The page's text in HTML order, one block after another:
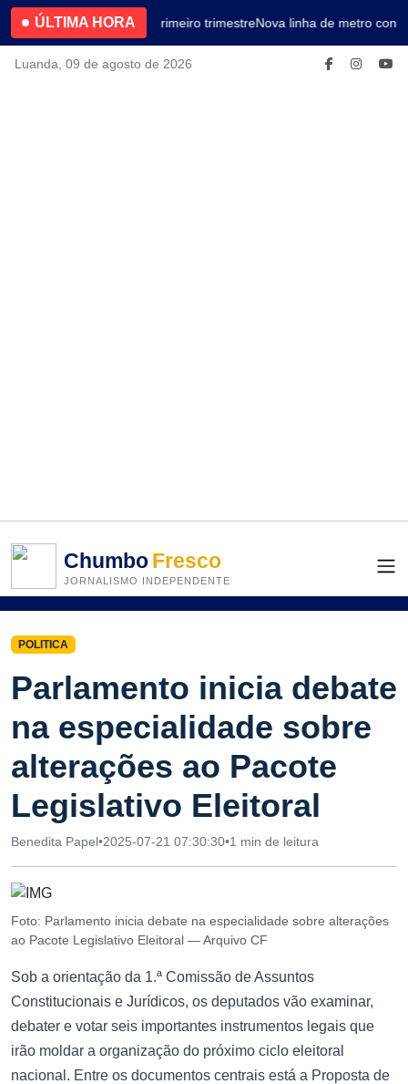
ÚLTIMA HORA4.2% no primeiro trimestreNova linha de metro
Luanda, 09 de agosto de 2026
ChumboFresco
JORNALISMO INDEPENDENTE
POLITICA
Parlamento inicia debate
na especialidade sobre
alterações ao Pacote
Legislativo Eleitoral
Benedita Papel•2025-07-21 07:30:30•1 min de leitura
Foto: Parlamento inicia debate na especialidade sobre alterações
ao Pacote Legislativo Eleitoral — Arquivo CF
Sob a orientação da 1.ª Comissão de Assuntos
Constitucionais e Jurídicos, os deputados vão examinar,
debater e votar seis importantes instrumentos legais que
irão moldar a organização do próximo ciclo eleitoral
nacional. Entre os documentos centrais está a Proposta de